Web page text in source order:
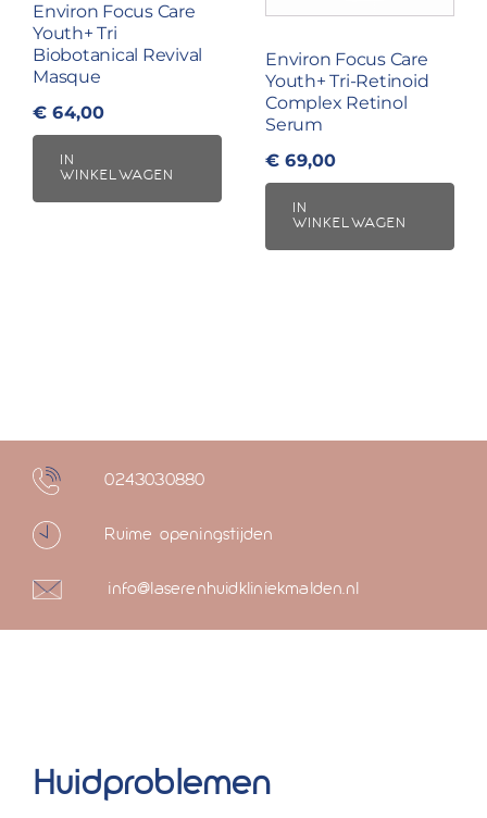
Environ Focus Care
Youth+ Tri
Biobotanical Revival
Masque
€ 64,00
IN
WINKELWAGEN
Environ Focus Care
Youth+ Tri-Retinoid
Complex Retinol
Serum
€ 69,00
IN
WINKELWAGEN
0243030880
Ruime openingstijden
info@laserenhuidkliniekmalden.nl
Huidproblemen